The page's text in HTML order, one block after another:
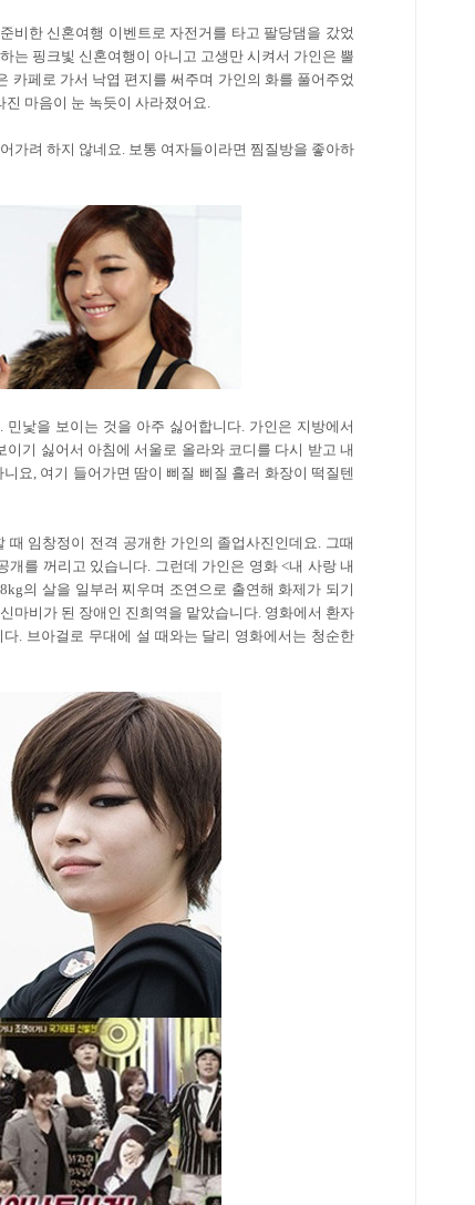
비한 신혼여행 이벤트로 자전거를 타고 팔당댐을 갔었
는 핑크빛 신혼여행이 아니고 고생만 시켜서 가인은 뿔
카페로 가서 낙엽 편지를 써주며 가인의 화를 풀어주었
마음이 눈 녹듯이 사라졌어요.
가려 하지 않네요. 보통 여자들이라면 찜질방을 좋아하
낯을 보이는 것을 아주 싫어합니다. 가인은 지방에서
기 싫어서 아침에 서울로 올라와 코디를 다시 받고 내
요, 여기 들어가면 땀이 삐질 삐질 흘러 화장이 떡질텐
임창정이 전격 공개한 가인의 졸업사진인데요. 그때
개를 꺼리고 있습니다. 그런데 가인은 영화 <내 사랑 내
의 살을 일부러 찌우며 조연으로 출연해 화제가 되기
마비가 된 장애인 진희역을 맡았습니다. 영화에서 환자
. 브아걸로 무대에 설 때와는 달리 영화에서는 청순한